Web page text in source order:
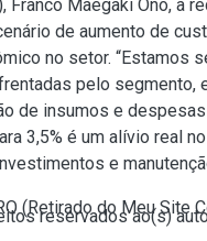
Franco Maegaki Ono, a
de aumento de
no setor. “Estamos
pelo segmento,
de insumos e
3,5% é um alívio real
e
(Retirado do Meu Site
reservados ao(s)